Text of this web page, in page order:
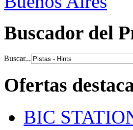
Buscador del
Buscar...
Ofertas
BIC